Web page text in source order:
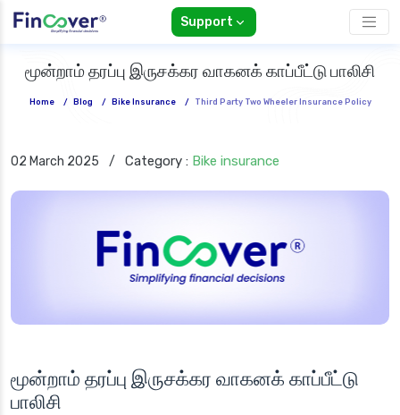
Support
மூன்றாம் தரப்பு இருசக்கர வாகனக் காப்பீட்டு பாலிசி
Home / Blog / Bike Insurance / Third Party Two Wheeler Insurance Policy
02 March 2025 / Category : Bike insurance
மூன்றாம் தரப்பு இருசக்கர வாகனக் காப்பீட்டு
பாலிசி